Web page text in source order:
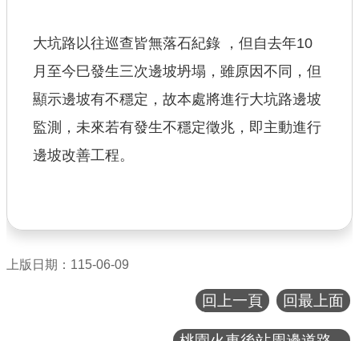
大坑路以往巡查皆無落石紀錄 ，但自去年10
月至今巳發生三次邊坡坍塌，雖原因不同，但
顯示邊坡有不穩定，故本處將進行大坑路邊坡
監測，未來若有發生不穩定徵兆，即主動進行
邊坡改善工程。
上版日期：115-06-09
回上一頁 回最上面